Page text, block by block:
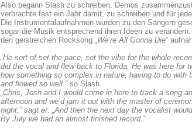
Also begann Slash zu schreiben, Demos
verbrachte fast ein Jahr damit, zu schreiben und für
Die Instrumentalaufnahmen wurden zu den Sängern
sogar die Musik entsprechend ihren Ideen zu
den geistreichen Rocksong „We’re All Gonna Die“
„He sort of set the pace, set the vibe for the whole
did the vocal and flew back to Florida. He was here for
how something so complex in nature, having to do
and flowed so well.” so Slash.
„Chris, Josh and I would come in here to track a song
afternoon and we’d jam it out with the master of
night,” sagt er. „And then the next day the vocalist
By July we had an almost finished record.”